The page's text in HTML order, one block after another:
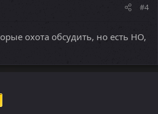
#4
охота обсудить, но есть НО,